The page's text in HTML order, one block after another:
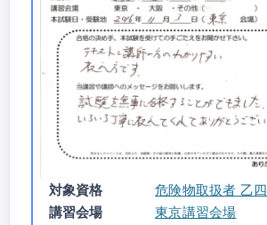
対象資格
危険物取扱者 乙四
講習会場
東京講習会場